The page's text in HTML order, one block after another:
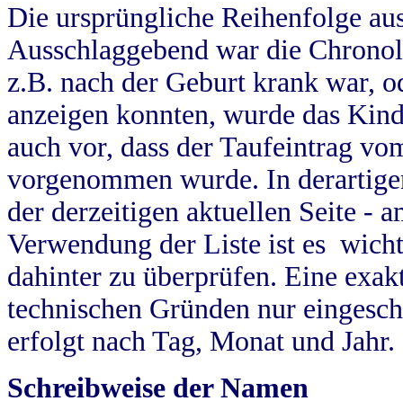
Die ursprüngliche Reihenfolge
Ausschlaggebend war die
z.B. nach der Geburt krank war,
anzeigen konnten, wurde das
auch vor, dass der Taufeintrag
vorgenommen wurde. In
der derzeitigen aktuellen Seite -
Verwendung der Liste ist es
dahinter zu überprüfen. Eine
technischen Gründen nur
erfolgt nach Tag, Monat und Jahr.
Schreibweise der Namen